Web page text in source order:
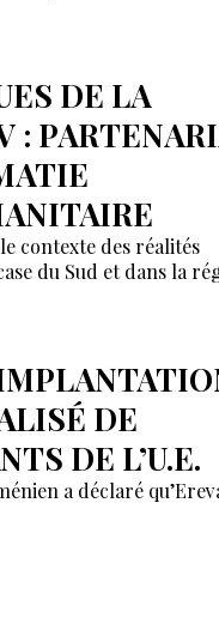
DE LA
:
contexte des réalités
du Sud et dans la
DE
DE L’U.E.
a déclaré